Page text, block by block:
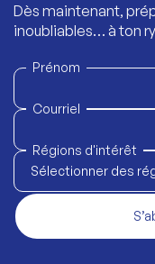
Dès maintenant,
inoubliables… à ton
Prénom
Courriel
Régions d'intérêt
Sélectionner des